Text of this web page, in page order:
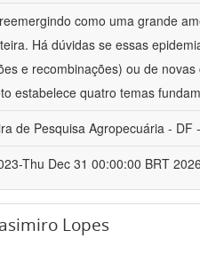
como uma grande
Há dúvidas se essas
e recombinações) ou de
estabelece quatro temas
de Pesquisa Agropecuária - DF
Thu Dec 31 00:00:00 BRT 2026
Lopes